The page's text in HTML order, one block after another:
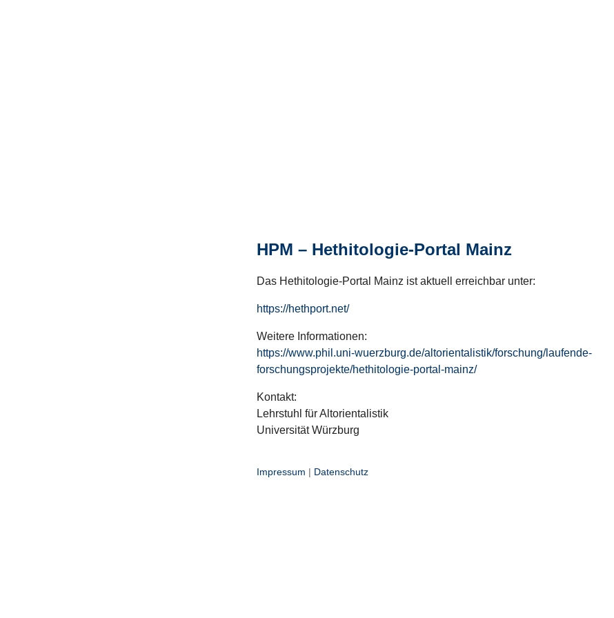
HPM – Hethitologie-Portal Mainz
Das Hethitologie-Portal Mainz ist aktuell erreichbar unter:
https://hethport.net/
Weitere Informationen:
https://www.phil.uni-wuerzburg.de/altorientalistik/forschung/laufende-
forschungsprojekte/hethitologie-portal-mainz/
Kontakt:
Lehrstuhl für Altorientalistik
Universität Würzburg
Impressum | Datenschutz